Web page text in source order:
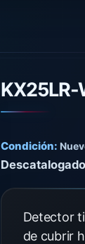
KX25LR-
Condición:
Descatalogado
Detector
de cubrir